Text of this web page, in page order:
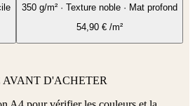
350 g/m² · Texture noble · Mat profond
54,90 € /m²
D'ACHETER